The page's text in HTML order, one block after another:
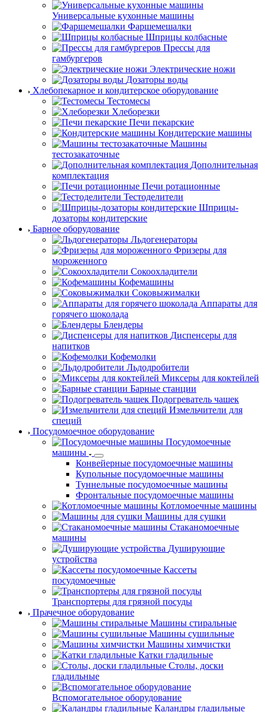
Универсальные кухонные машины
Фаршемешалки
Шприцы колбасные
Прессы для
гамбургеров
Электрические ножи
Дозаторы воды
Хлебопекарное и кондитерское оборудование
Тестомесы
Хлеборезки
Печи пекарские
Кондитерские машины
Машины
тестозакаточные
Дополнительная
комплектация
Печи ротационные
Тестоделители
Шприцы-
дозаторы кондитерские
Барное оборудование
Льдогенераторы
Фризеры для
мороженного
Сокоохладители
Кофемашины
Соковыжималки
Аппараты для
горячего шоколада
Блендеры
Диспенсеры для
напитков
Кофемолки
Льдодробители
Миксеры для коктейлей
Барные станции
Подогреватель чашек
Измельчители для
специй
Посудомоечное оборудование
Посудомоечные
машины
Конвейерные посудомоечные машины
Купольные посудомоечные машины
Туннельные посудомоечные машины
Фронтальные посудомоечные машины
Котломоечные машины
Машины для сушки
Стаканомоечные
машины
Душирующие
устройства
Кассеты
посудомоечные
Транспортеры для грязной посуды
Прачечное оборудование
Машины стиральные
Машины сушильные
Машины химчистки
Катки гладильные
Столы, доски
гладильные
Вспомогательное оборудование
Каландры гладильные